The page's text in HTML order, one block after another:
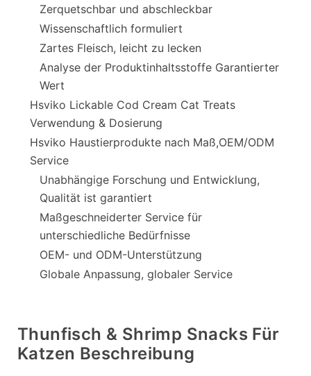
Zerquetschbar und abschleckbar
Wissenschaftlich formuliert
Zartes Fleisch, leicht zu lecken
Analyse der Produktinhaltsstoffe Garantierter
Wert
Hsviko Lickable Cod Cream Cat Treats
Verwendung & Dosierung
Hsviko Haustierprodukte nach Maß,OEM/ODM
Service
Unabhängige Forschung und Entwicklung,
Qualität ist garantiert
Maßgeschneiderter Service für
unterschiedliche Bedürfnisse
OEM- und ODM-Unterstützung
Globale Anpassung, globaler Service
Thunfisch & Shrimp Snacks Für
Katzen Beschreibung